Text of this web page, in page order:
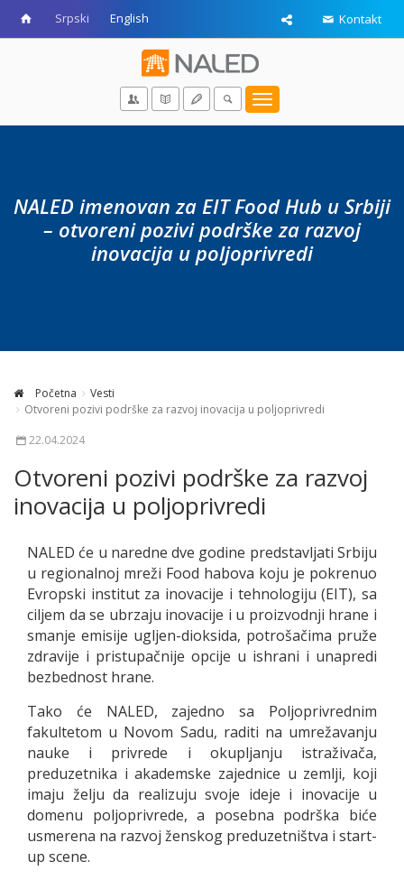
Srpski English Kontakt
Toggle
navigation
NALED imenovan za EIT Food Hub u Srbiji
– otvoreni pozivi podrške za razvoj
inovacija u poljoprivredi
Početna
Vesti
Otvoreni pozivi podrške za razvoj inovacija u poljoprivredi
22.04.2024
Otvoreni pozivi podrške za razvoj
inovacija u poljoprivredi
NALED će u naredne dve godine predstavljati Srbiju
u regionalnoj mreži Food habova koju je pokrenuo
Evropski institut za inovacije i tehnologiju (EIT), sa
ciljem da se ubrzaju inovacije i u proizvodnji hrane i
smanje emisije ugljen-dioksida, potrošačima pruže
zdravije i pristupačnije opcije u ishrani i unapredi
bezbednost hrane.
Tako će NALED, zajedno sa Poljoprivrednim
fakultetom u Novom Sadu, raditi na umrežavanju
nauke i privrede i okupljanju istraživača,
preduzetnika i akademske zajednice u zemlji, koji
imaju želju da realizuju svoje ideje i inovacije u
domenu poljoprivrede, a posebna podrška biće
usmerena na razvoj ženskog preduzetništva i start-
up scene.